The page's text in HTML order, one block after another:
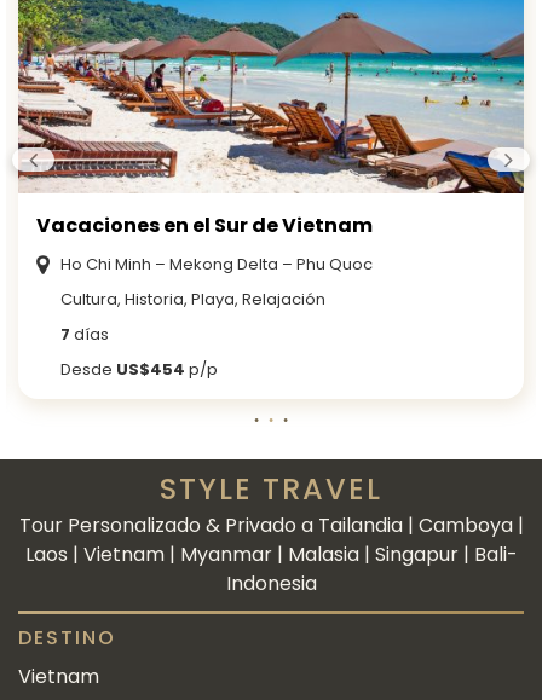
Vacaciones en el Sur de Vietnam
Ho Chi Minh – Mekong Delta – Phu Quoc
Cultura, Historia, Playa, Relajación
7 días
Desde US$454 p/p
STYLE TRAVEL
Tour Personalizado & Privado a Tailandia | Camboya |
Laos | Vietnam | Myanmar | Malasia | Singapur | Bali-
Indonesia
DESTINO
Vietnam